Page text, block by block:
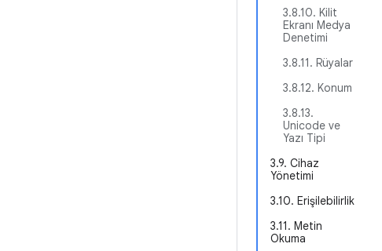
3.8.10. Kilit
Ekranı Medya
Denetimi
3.8.11. Rüyalar
3.8.12. Konum
3.8.13.
Unicode ve
Yazı Tipi
3.9. Cihaz
Yönetimi
3.10. Erişilebilirlik
3.11. Metin
Okuma